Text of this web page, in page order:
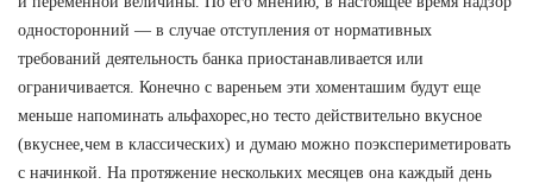
односторонний — в случае отступления от нормативных
требований деятельность банка приостанавливается или
ограничивается. Конечно с вареньем эти хоменташим будут еще
меньше напоминать альфахорес,но тесто действительно вкусное
(вкуснее,чем в классических) и думаю можно поэкспериметировать
с начинкой. На протяжение нескольких месяцев она каждый день